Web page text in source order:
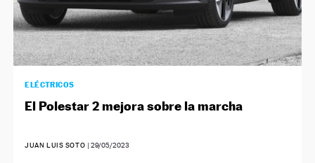
ELÉCTRICOS
El Polestar 2 mejora sobre la marcha
JUAN LUIS SOTO | 29/05/2023